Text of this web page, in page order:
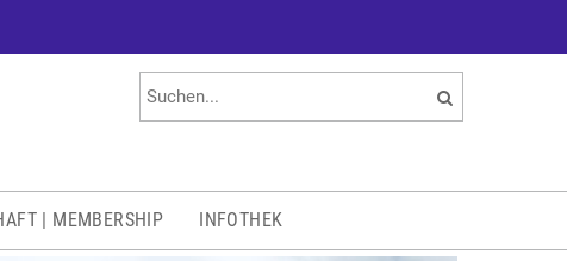
| MEMBERSHIP INFOTHEK